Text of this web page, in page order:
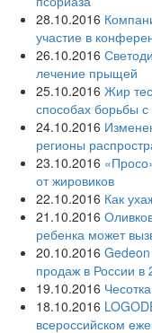
28.10.2016
участие в
26.10.2016
лечение прыщей
25.10.2016 Жир
способах борьбы
24.10.2016
регионы
23.10.2016
от жировиков
22.10.2016 Как
21.10.2016
ребенка может
20.10.2016
продаж в России в
19.10.2016
18.10.2016
всероссийском